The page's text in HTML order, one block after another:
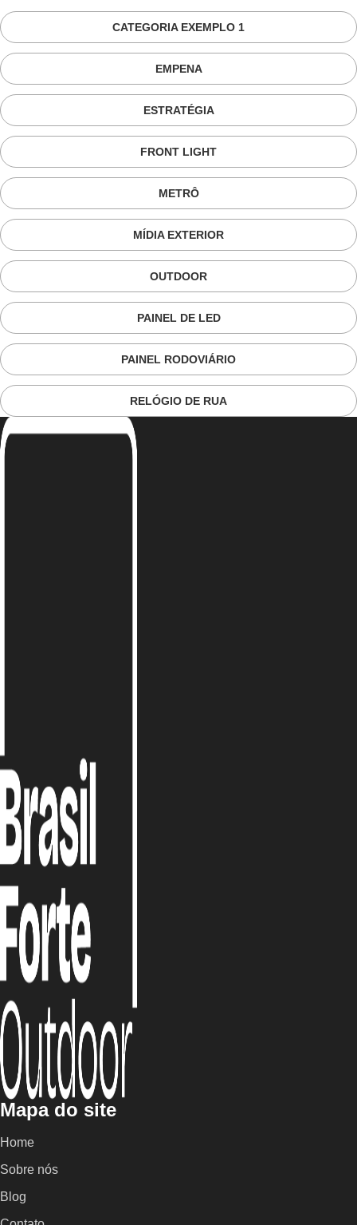
CATEGORIA EXEMPLO 1
EMPENA
ESTRATÉGIA
FRONT LIGHT
METRÔ
MÍDIA EXTERIOR
OUTDOOR
PAINEL DE LED
PAINEL RODOVIÁRIO
RELÓGIO DE RUA
Mapa do site
Home
Sobre nós
Blog